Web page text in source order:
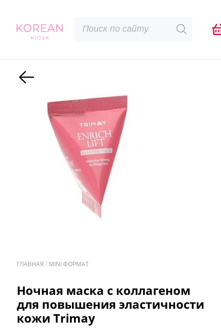
товаров
Назад
ГЛАВНАЯ / MINI ФОРМАТ
Ночная маска с коллагеном
для повышения эластичности
кожи Trimay